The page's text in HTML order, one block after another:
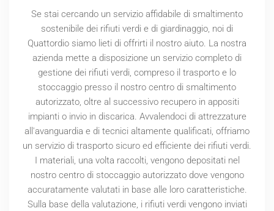
Se stai cercando un servizio affidabile di smaltimento
sostenibile dei rifiuti verdi e di giardinaggio, noi di
Quattordio siamo lieti di offrirti il nostro aiuto. La nostra
azienda mette a disposizione un servizio completo di
gestione dei rifiuti verdi, compreso il trasporto e lo
stoccaggio presso il nostro centro di smaltimento
autorizzato, oltre al successivo recupero in appositi
impianti o invio in discarica. Avvalendoci di attrezzature
all'avanguardia e di tecnici altamente qualificati, offriamo
un servizio di trasporto sicuro ed efficiente dei rifiuti verdi.
I materiali, una volta raccolti, vengono depositati nel
nostro centro di stoccaggio autorizzato dove vengono
accuratamente valutati in base alle loro caratteristiche.
Sulla base della valutazione, i rifiuti verdi vengono inviati